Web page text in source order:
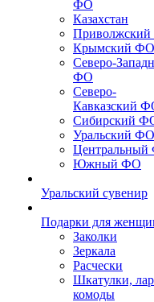
ФО
Казахстан
Крымский ФО
Северо-
ФО
Северо-
Кавказский
Сибирский
Уральский ФО
Южный ФО
Уральский сувенир
Подарки для
Заколки
Зеркала
Расчески
Шкатулки,
комоды